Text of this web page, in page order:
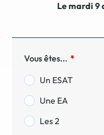
Le mardi 9
Vous êtes... *
Un ESAT
Une EA
Les 2